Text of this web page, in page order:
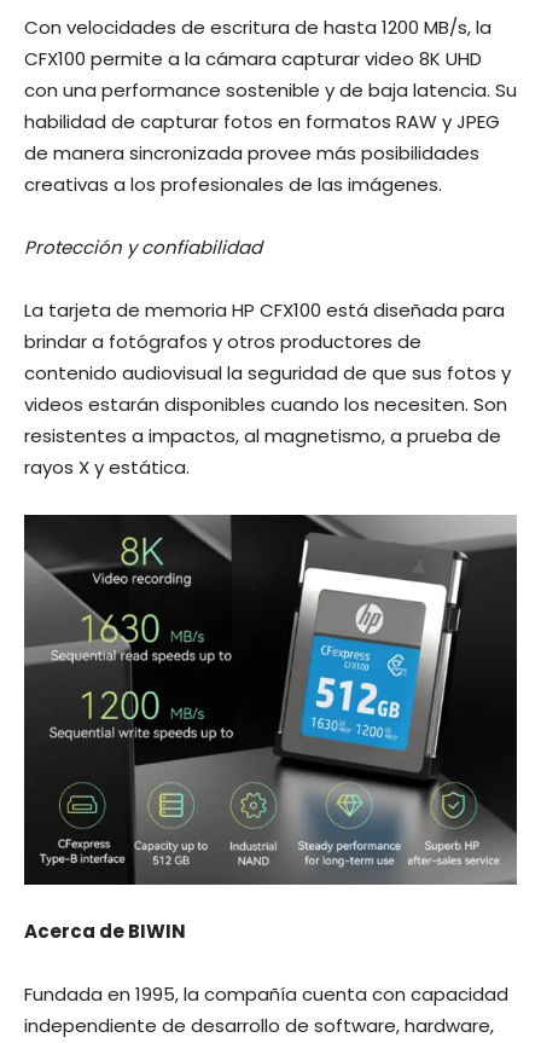
Con velocidades de escritura de hasta 1200 MB/s, la
CFX100 permite a la cámara capturar video 8K UHD
con una performance sostenible y de baja latencia. Su
habilidad de capturar fotos en formatos RAW y JPEG
de manera sincronizada provee más posibilidades
creativas a los profesionales de las imágenes.
Protección y confiabilidad
La tarjeta de memoria HP CFX100 está diseñada para
brindar a fotógrafos y otros productores de
contenido audiovisual la seguridad de que sus fotos y
videos estarán disponibles cuando los necesiten. Son
resistentes a impactos, al magnetismo, a prueba de
rayos X y estática.
Acerca de BIWIN
Fundada en 1995, la compañía cuenta con capacidad
independiente de desarrollo de software, hardware,